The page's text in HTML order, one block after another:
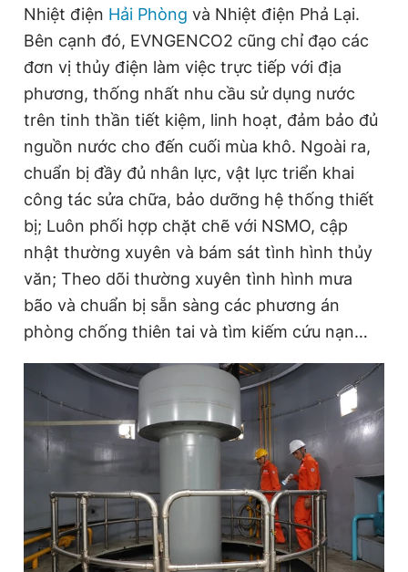
Nhiệt điện Hải Phòng và Nhiệt điện Phả Lại.
Bên cạnh đó, EVNGENCO2 cũng chỉ đạo các
đơn vị thủy điện làm việc trực tiếp với địa
phương, thống nhất nhu cầu sử dụng nước
trên tinh thần tiết kiệm, linh hoạt, đảm bảo đủ
nguồn nước cho đến cuối mùa khô. Ngoài ra,
chuẩn bị đầy đủ nhân lực, vật lực triển khai
công tác sửa chữa, bảo dưỡng hệ thống thiết
bị; Luôn phối hợp chặt chẽ với NSMO, cập
nhật thường xuyên và bám sát tình hình thủy
văn; Theo dõi thường xuyên tình hình mưa
bão và chuẩn bị sẵn sàng các phương án
phòng chống thiên tai và tìm kiếm cứu nạn…